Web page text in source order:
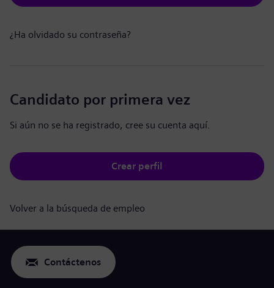
¿Ha olvidado su contraseña?
Candidato por primera vez
Si aún no se ha registrado, cree su cuenta aquí.
Crear perfil
Volver a la búsqueda de empleo
Contáctenos